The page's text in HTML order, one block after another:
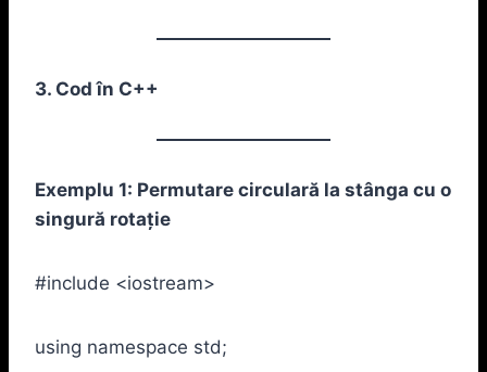
3. Cod în C++
Exemplu 1: Permutare circulară la stânga cu o
singură rotație
#include <iostream>
using namespace std;